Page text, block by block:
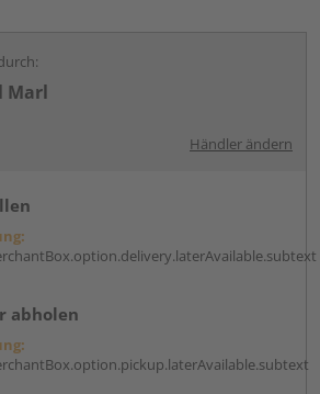
Marl
Händler ändern
abholen